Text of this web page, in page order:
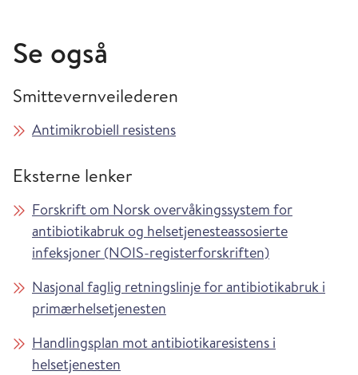
Se også
Smittevernveilederen
Antimikrobiell resistens
Eksterne lenker
Forskrift om Norsk overvåkingssystem for
antibiotikabruk og helsetjenesteassosierte
infeksjoner (NOIS-registerforskriften)
Nasjonal faglig retningslinje for antibiotikabruk i
primærhelsetjenesten
Handlingsplan mot antibiotikaresistens i
helsetjenesten